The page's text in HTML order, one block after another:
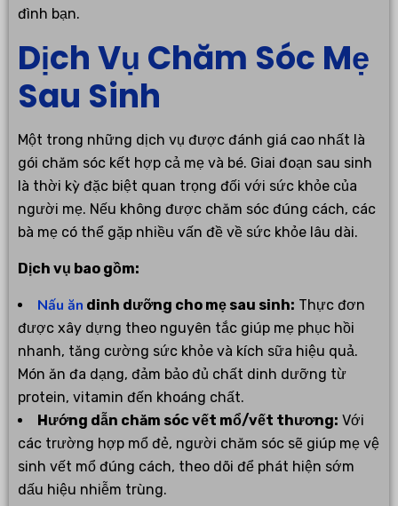
đình bạn.
Dịch Vụ Chăm Sóc Mẹ
Sau Sinh
Một trong những dịch vụ được đánh giá cao nhất là
gói chăm sóc kết hợp cả mẹ và bé. Giai đoạn sau sinh
là thời kỳ đặc biệt quan trọng đối với sức khỏe của
người mẹ. Nếu không được chăm sóc đúng cách, các
bà mẹ có thể gặp nhiều vấn đề về sức khỏe lâu dài.
Dịch vụ bao gồm:
Nấu ăn dinh dưỡng cho mẹ sau sinh: Thực đơn
được xây dựng theo nguyên tắc giúp mẹ phục hồi
nhanh, tăng cường sức khỏe và kích sữa hiệu quả.
Món ăn đa dạng, đảm bảo đủ chất dinh dưỡng từ
protein, vitamin đến khoáng chất.
Hướng dẫn chăm sóc vết mổ/vết thương: Với
các trường hợp mổ đẻ, người chăm sóc sẽ giúp mẹ vệ
sinh vết mổ đúng cách, theo dõi để phát hiện sớm
dấu hiệu nhiễm trùng.